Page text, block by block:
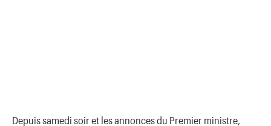
Depuis samedi soir et les annonces du Premier ministre,